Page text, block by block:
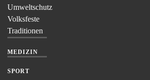
Umweltschutz
Volksfeste
Traditionen
MEDIZIN
SPORT